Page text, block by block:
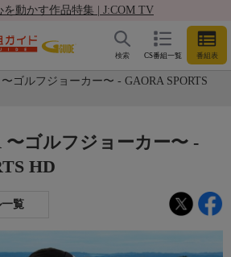
を動かす作品特集 | J:COM TV
CS番組一覧 番組表
検索
ゴルフジョーカー〜 - GAORA SPORTS
〜ゴルフジョーカー〜 -
HD
覧